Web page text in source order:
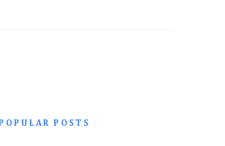
POSTS